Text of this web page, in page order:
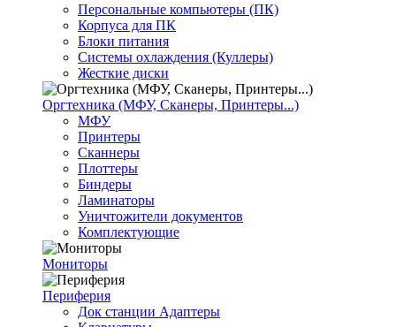
Персональные компьютеры (ПК)
Корпуса для ПК
Блоки питания
Системы охлаждения (Куллеры)
Жесткие диски
Оргтехника (МФУ, Сканеры, Принтеры...)
МФУ
Принтеры
Сканнеры
Плоттеры
Биндеры
Ламинаторы
Уничтожители документов
Комплектующие
Мониторы
Периферия
Док станции Адаптеры